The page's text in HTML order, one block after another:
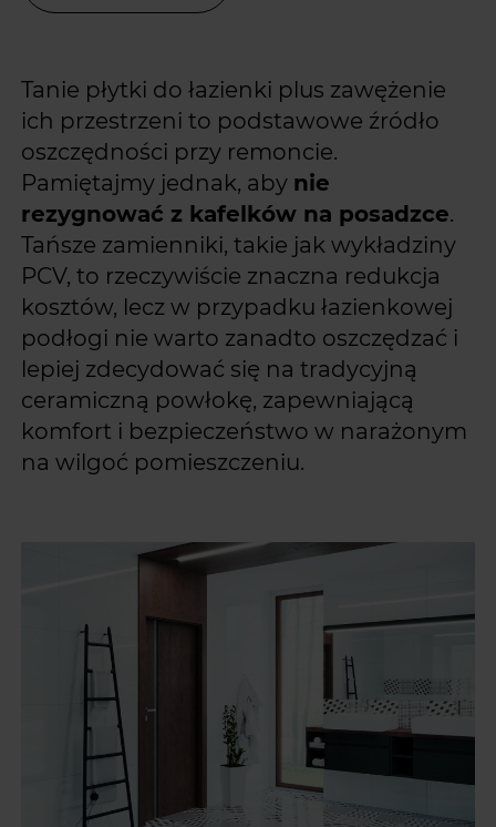
Tanie płytki do łazienki plus zawężenie
ich przestrzeni to podstawowe źródło
oszczędności przy remoncie.
Pamiętajmy jednak, aby nie
rezygnować z kafelków na posadzce.
Tańsze zamienniki, takie jak wykładziny
PCV, to rzeczywiście znaczna redukcja
kosztów, lecz w przypadku łazienkowej
podłogi nie warto zanadto oszczędzać i
lepiej zdecydować się na tradycyjną
ceramiczną powłokę, zapewniającą
komfort i bezpieczeństwo w narażonym
na wilgoć pomieszczeniu.